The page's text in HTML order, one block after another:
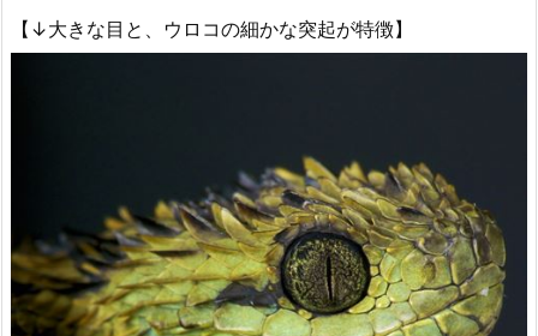
【↓大きな目と、ウロコの細かな突起が特徴】